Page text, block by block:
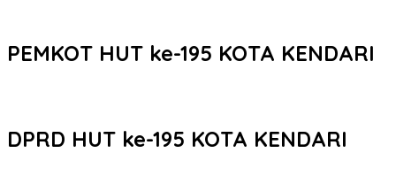
PEMKOT HUT ke-195 KOTA KENDARI
DPRD HUT ke-195 KOTA KENDARI